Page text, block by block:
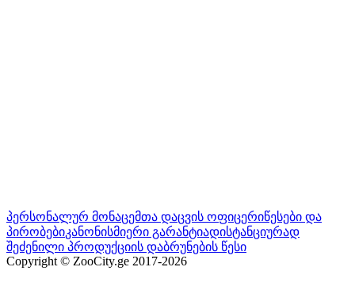
პერსონალურ მონაცემთა დაცვის ოფიცერიწესები და
პირობებიკანონისმიერი გარანტიადისტანციურად
შეძენილი პროდუქციის დაბრუნების წესი
Copyright © ZooCity.ge 2017-2026